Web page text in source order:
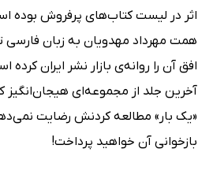
اثر در لیست کتاب‌های پرفروش بوده
همت مهرداد مهدویان به زبان فارسی
افق آن را روانه‌ی بازار نشر ایران
آخرین جلد از مجموعه‌ای
«یک بار» مطالعه‌ کردنش رضایت
بازخوانی آن خواهید پرداخت!